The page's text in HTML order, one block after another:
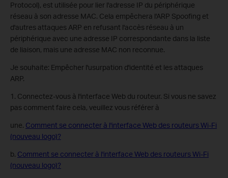
Protocol), est utilisée pour lier l'adresse IP du périphérique
réseau à son adresse MAC. Cela empêchera l'ARP Spoofing et
d'autres attaques ARP en refusant l'accès réseau à un
périphérique avec une adresse IP correspondante dans la liste
de liaison, mais une adresse MAC non reconnue.
Je souhaite: Empêcher l'usurpation d'identité et les attaques
ARP.
1. Connectez-vous à l'interface Web du routeur. Si vous ne savez
pas comment faire cela, veuillez vous référer à
une. Comment se connecter à l'interface Web des routeurs Wi-Fi
(nouveau logo)?
b. Comment se connecter à l'interface Web des routeurs Wi-Fi
(nouveau logo)?